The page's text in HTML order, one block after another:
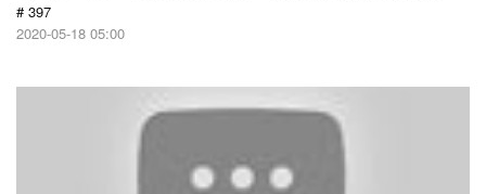
# 397
2020-05-18 05:00